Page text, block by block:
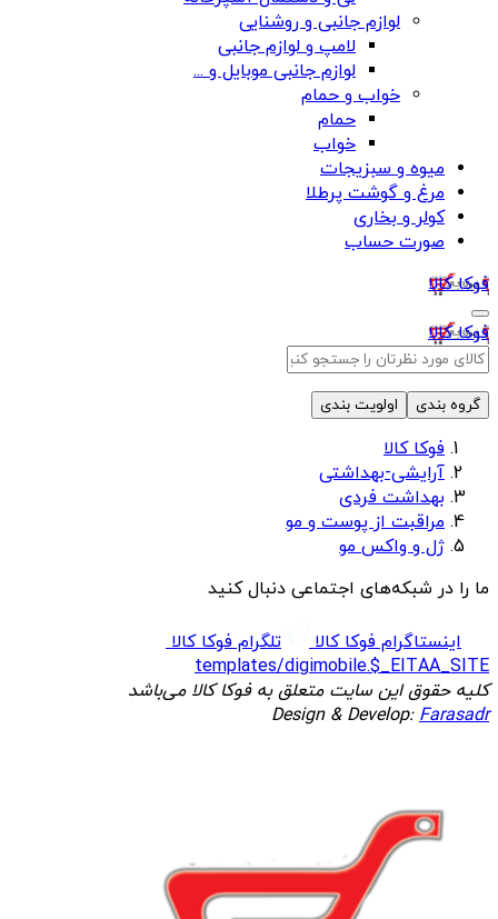
لوازم جانبی و روشنایی
لامپ و لوازم جانبی
لوازم جانبی موبایل و ...
خواب و حمام
حمام
خواب
میوه و سبزیجات
مرغ و گوشت پرطلا
کولر و بخاری
صورت حساب
فوکا کالا
فوکا کالا
گروه بندی اولویت بندی
فوکا کالا
آرایشی-بهداشتی
بهداشت فردی
مراقبت از پوست و مو
ژل و واکس مو
ما را در شبکه‌های اجتماعی دنبال کنید
اینستاگرام فوکا کالا
تلگرام فوکا کالا
templates/digimobile.$_EITAA_SITE
کلیه حقوق این سایت متعلق به فوکا کالا می‌باشد
Design & Develop:Farasadr